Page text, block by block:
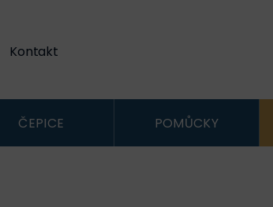
Kontakt
ČEPICE POMŮCKY